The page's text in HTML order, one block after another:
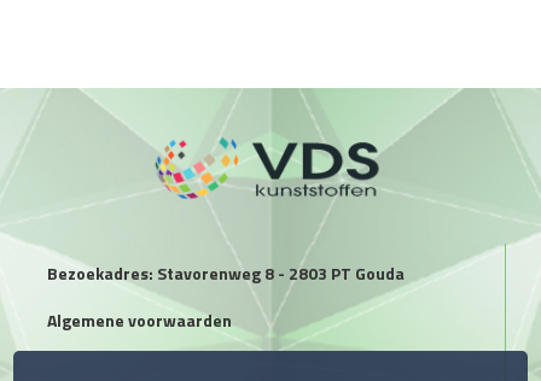
Bezoekadres: Stavorenweg 8 - 2803 PT Gouda
Algemene voorwaarden